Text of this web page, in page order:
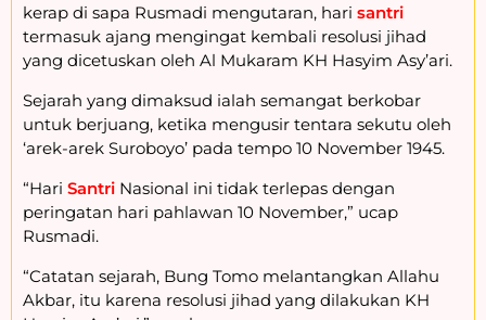
kerap di sapa Rusmadi mengutaran, hari santri
termasuk ajang mengingat kembali resolusi jihad
yang dicetuskan oleh Al Mukaram KH Hasyim Asy’ari.
Sejarah yang dimaksud ialah semangat berkobar
untuk berjuang, ketika mengusir tentara sekutu oleh
‘arek-arek Suroboyo’ pada tempo 10 November 1945.
“Hari Santri Nasional ini tidak terlepas dengan
peringatan hari pahlawan 10 November,” ucap
Rusmadi.
“Catatan sejarah, Bung Tomo melantangkan Allahu
Akbar, itu karena resolusi jihad yang dilakukan KH